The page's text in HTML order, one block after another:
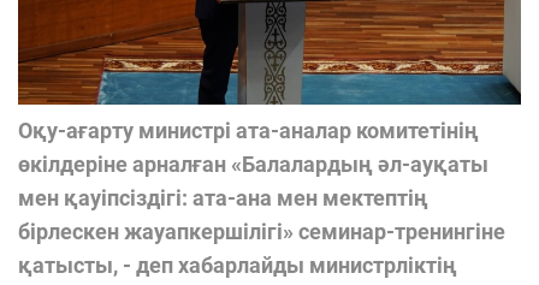
Оқу-ағарту министрі ата-аналар комитетінің
өкілдеріне арналған «Балалардың әл-ауқаты
мен қауіпсіздігі: ата-ана мен мектептің
бірлескен жауапкершілігі» семинар-тренингіне
қатысты, - деп хабарлайды министрліктің